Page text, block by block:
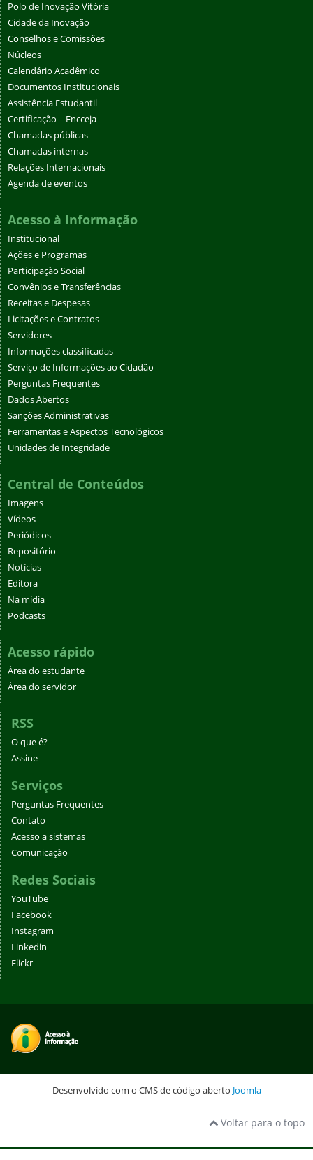
Polo de Inovação Vitória
Cidade da Inovação
Conselhos e Comissões
Núcleos
Calendário Acadêmico
Documentos Institucionais
Assistência Estudantil
Certificação – Encceja
Chamadas públicas
Chamadas internas
Relações Internacionais
Agenda de eventos
Acesso à Informação
Institucional
Ações e Programas
Participação Social
Convênios e Transferências
Receitas e Despesas
Licitações e Contratos
Servidores
Informações classificadas
Serviço de Informações ao Cidadão
Perguntas Frequentes
Dados Abertos
Sanções Administrativas
Ferramentas e Aspectos Tecnológicos
Unidades de Integridade
Central de Conteúdos
Imagens
Vídeos
Periódicos
Repositório
Notícias
Editora
Na mídia
Podcasts
Acesso rápido
Área do estudante
Área do servidor
RSS
O que é?
Assine
Serviços
Perguntas Frequentes
Contato
Acesso a sistemas
Comunicação
Redes Sociais
YouTube
Facebook
Instagram
Linkedin
Flickr
Desenvolvido com o CMS de código aberto Joomla
Voltar para o topo